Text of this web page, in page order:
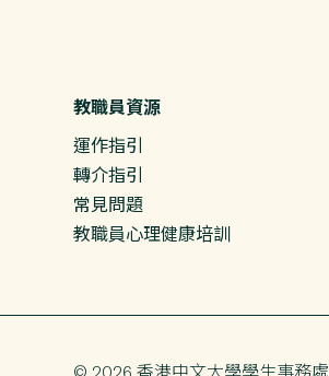
教職員資源
運作指引
轉介指引
常見問題
教職員心理健康培訓